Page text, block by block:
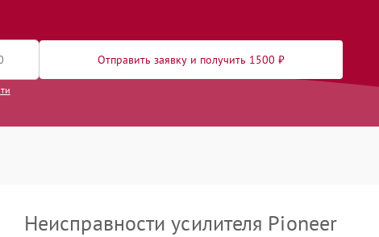
Отправить заявку и получить 1500 ₽
Неисправности усилителя Pioneer